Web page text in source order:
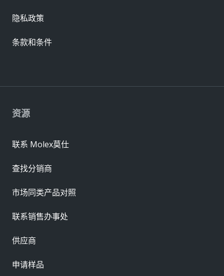
资源
联系 Molex莫仕
查找分销商
市场同类产品对照
联系销售办事处
供应商
申请样品
隐私政策
条款和条件